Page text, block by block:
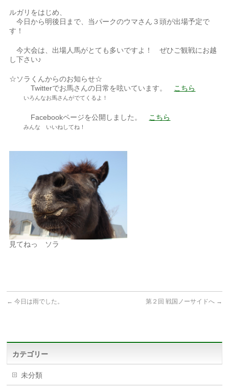
ルガリをはじめ、
今日から明後日まで、当パークのウマさん３頭が出場予定で
す！
今大会は、出場人馬がとても多いですよ！ ぜひご観戦にお越
し下さい♪
☆ソラくんからのお知らせ☆
Twitterでお馬さんの日常を呟いています。 こちら
いろんなお馬さんがでてくるよ！
Facebookページを公開しました。 こちら
みんな いいねしてね！
見てねっ ソラ
← 今日は雨でした。 第２回 戦国ノーサイドへ →
カテゴリー
未分類